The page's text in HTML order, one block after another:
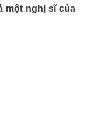
một nghị sĩ của